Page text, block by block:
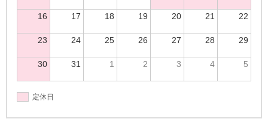
16 17 18 19 20 21 22
23 24 25 26 27 28 29
30 31 1 2 3 4 5
定休日